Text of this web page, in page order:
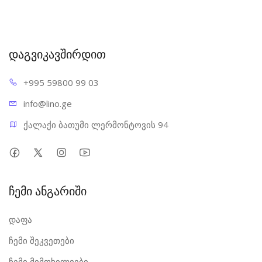
დაგვიკავშირდით
+995 59800 99 03
info@lino.ge
ქალაქი ბათუმი ლერმონტოვის 94
ჩემი ანგარიში
დაფა
ჩემი შეკვეთები